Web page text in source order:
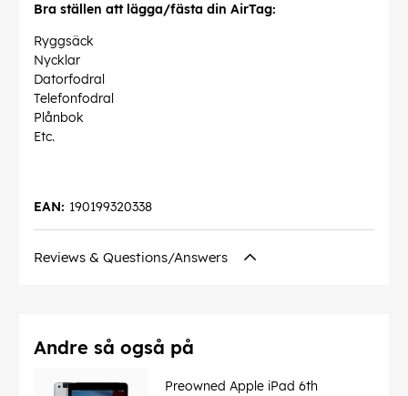
Bra ställen att lägga/fästa din AirTag:
Ryggsäck
Nycklar
Datorfodral
Telefonfodral
Plånbok
Etc.
190199320338
EAN:
Reviews & Questions/Answers
Andre så også på
Preowned Apple iPad 6th